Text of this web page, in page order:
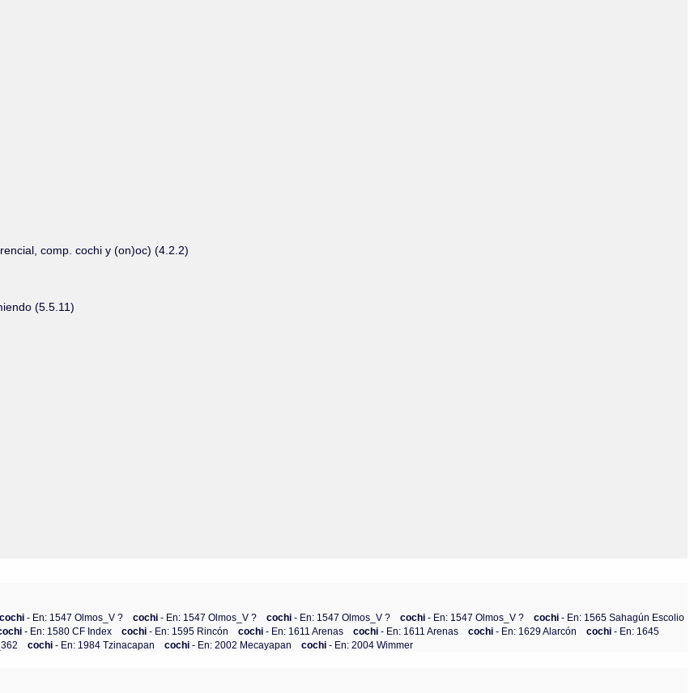
comp. cochi y (on)oc) (4.2.2)
(5.5.11)
cochi- En: 1547 Olmos_V ? cochi- En: 1547 Olmos_V ? cochi- En: 1547 Olmos_V ? cochi- En: 1547 Olmos_V ? cochi- En: 1565 Sahagún Escolio
- En: 1580 CF Index cochi- En: 1595 Rincón cochi- En: 1611 Arenas cochi- En: 1611 Arenas cochi- En: 1629 Alarcón cochi- En: 1645
cochi- En: 1984 Tzinacapan cochi- En: 2002 Mecayapan cochi- En: 2004 Wimmer